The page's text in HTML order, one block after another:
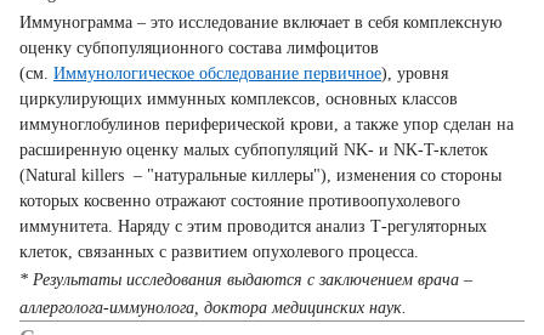
Иммунограмма – это исследование включает в себя комплексную
оценку субпопуляционного состава лимфоцитов
(см. Иммунологическое обследование первичное), уровня
циркулирующих иммунных комплексов, основных классов
иммуноглобулинов периферической крови, а также упор сделан на
расширенную оценку малых субпопуляций NK- и NK-T-клеток
(Natural killers – "натуральные киллеры"), изменения со стороны
которых косвенно отражают состояние противоопухолевого
иммунитета. Наряду с этим проводится анализ Т-регуляторных
клеток, связанных с развитием опухолевого процесса.
* Результаты исследования выдаются с заключением врача –
аллерголога-иммунолога, доктора медицинских наук.